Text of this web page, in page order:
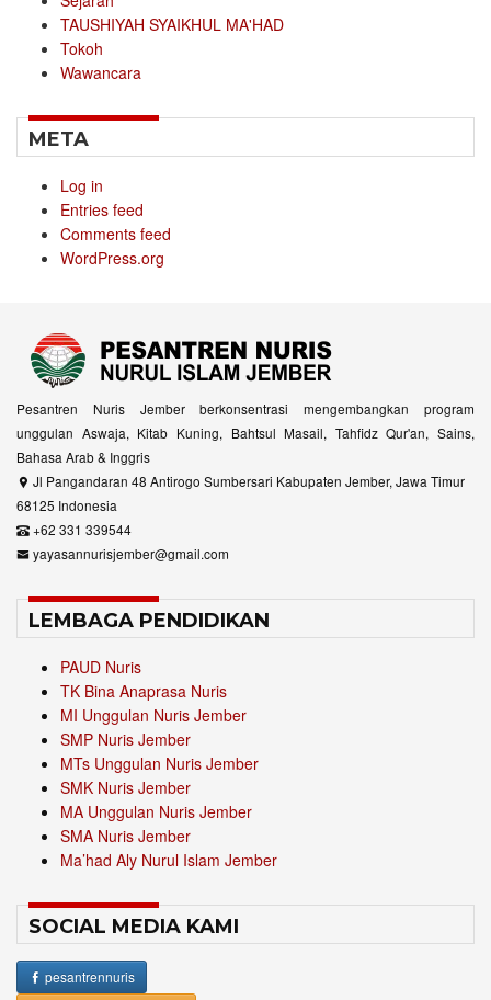
TAUSHIYAH SYAIKHUL MA'HAD
Tokoh
Wawancara
META
Log in
Entries feed
Comments feed
WordPress.org
Pesantren Nuris Jember berkonsentrasi mengembangkan program
unggulan Aswaja, Kitab Kuning, Bahtsul Masail, Tahfidz Qur'an, Sains,
Bahasa Arab & Inggris
Jl Pangandaran 48 Antirogo Sumbersari Kabupaten Jember, Jawa Timur
68125 Indonesia
+62 331 339544
yayasannurisjember@gmail.com
LEMBAGA PENDIDIKAN
PAUD Nuris
TK Bina Anaprasa Nuris
MI Unggulan Nuris Jember
SMP Nuris Jember
MTs Unggulan Nuris Jember
SMK Nuris Jember
MA Unggulan Nuris Jember
SMA Nuris Jember
Ma’had Aly Nurul Islam Jember
SOCIAL MEDIA KAMI
pesantrennuris